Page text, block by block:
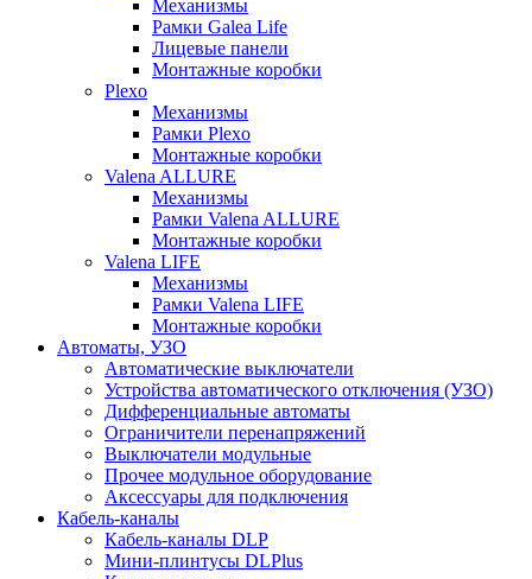
Механизмы
Рамки Galea Life
Лицевые панели
Монтажные коробки
Plexo
Механизмы
Рамки Plexo
Монтажные коробки
Valena ALLURE
Механизмы
Рамки Valena ALLURE
Монтажные коробки
Valena LIFE
Механизмы
Рамки Valena LIFE
Монтажные коробки
Автоматы, УЗО
Автоматические выключатели
Устройства автоматического отключения (УЗО)
Дифференциальные автоматы
Ограничители перенапряжений
Выключатели модульные
Прочее модульное оборудование
Аксессуары для подключения
Кабель-каналы
Кабель-каналы DLP
Мини-плинтусы DLPlus